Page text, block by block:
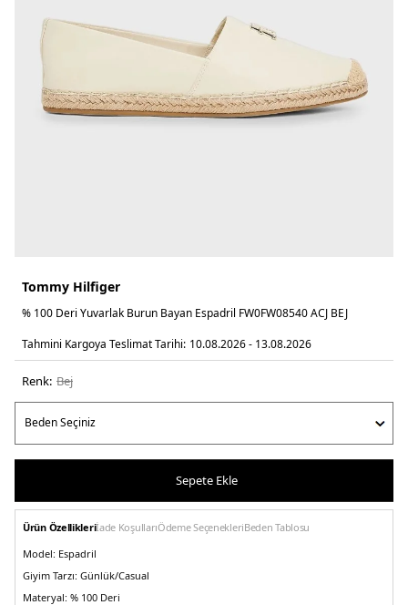
Tommy Hilfiger
% 100 Deri Yuvarlak Burun Bayan Espadril FW0FW08540 ACJ BEJ
Tahmini Kargoya Teslimat Tarihi: 10.08.2026 - 13.08.2026
Renk: bej
Sepete Ekle
Ürün Özellikleriİade KoşullarıÖdeme SeçenekleriBeden Tablosu
Model: Espadril
Giyim Tarzı: Günlük/Casual
Materyal: % 100 Deri